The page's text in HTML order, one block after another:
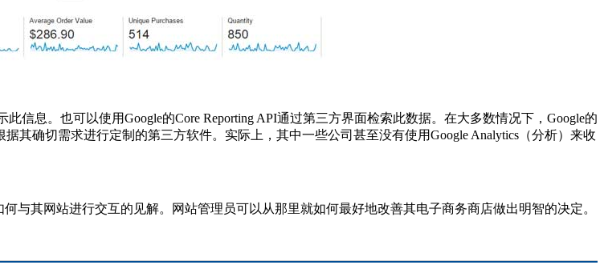
信息。也可以使用Google的Core Reporting API通过第三方界面检索此数据。在大多数情况下，Google的
其确切需求进行定制的第三方软件。实际上，其中一些公司甚至没有使用Google Analytics（分析）来收
与其网站进行交互的见解。网站管理员可以从那里就如何最好地改善其电子商务商店做出明智的决定。